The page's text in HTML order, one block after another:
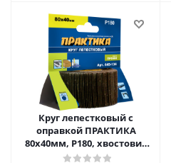
Круг лепестковый с
оправкой ПРАКТИКА
80х40мм, P180, хвостовик
6 мм, серия Профи